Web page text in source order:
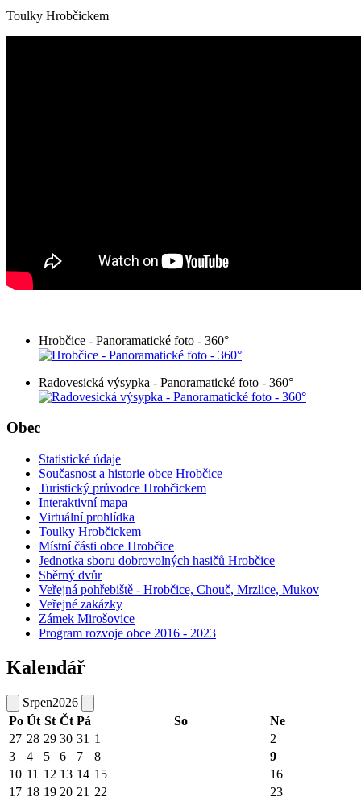
Toulky Hrobčickem
Hrobčice - Panoramatické foto - 360°
Radovesická výsypka - Panoramatické foto - 360°
Obec
Statistické údaje
Současnost a historie obce Hrobčice
Turistický průvodce Hrobčickem
Interaktivní mapa
Virtuální prohlídka
Toulky Hrobčickem
Místní části obce Hrobčice
Jednotka sboru dobrovolných hasičů Hrobčice
Sběrný dvůr
Veřejná pohřebiště - Hrobčice, Chouč, Mrzlice, Mukov
Veřejné zakázky
Zámek Mirošovice
Program rozvoje obce 2016 - 2023
Kalendář
Srpen2026
Po Út St Čt Pá So
Ne
27 28 29 30 31 1
2
3
4 5 6 7 8
9
10 11 12 13 14 15
16
17 18 19 20 21 22 23